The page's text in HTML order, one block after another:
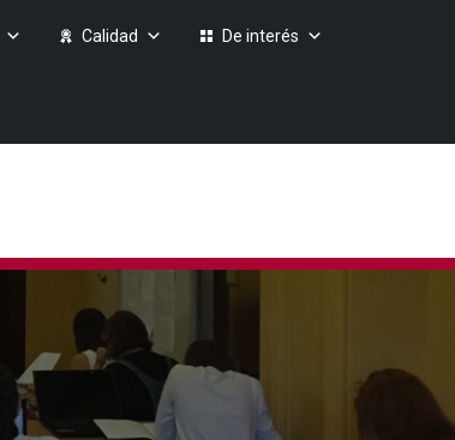
Calidad De interés